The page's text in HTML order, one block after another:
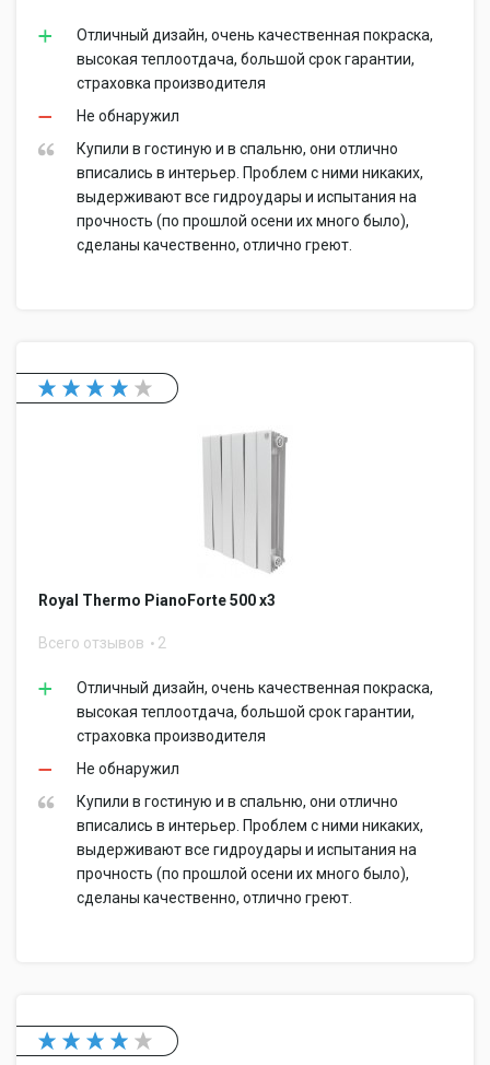
Отличный дизайн, очень качественная покраска,
высокая теплоотдача, большой срок гарантии,
страховка производителя
Не обнаружил
Купили в гостиную и в спальню, они отлично
вписались в интерьер. Проблем с ними никаких,
выдерживают все гидроудары и испытания на
прочность (по прошлой осени их много было),
сделаны качественно, отлично греют.
Royal Thermo PianoForte 500 x3
Всего отзывов 2
Отличный дизайн, очень качественная покраска,
высокая теплоотдача, большой срок гарантии,
страховка производителя
Не обнаружил
Купили в гостиную и в спальню, они отлично
вписались в интерьер. Проблем с ними никаких,
выдерживают все гидроудары и испытания на
прочность (по прошлой осени их много было),
сделаны качественно, отлично греют.